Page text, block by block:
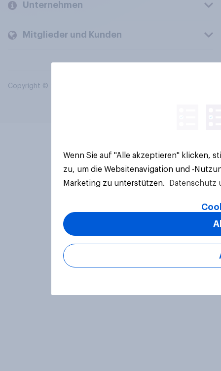
Unternehmen
Mitglieder und Kunden
Copyright © 2026 YouGov PLC. Alle Rechte vorbehalten.
Wenn Sie auf "Alle akzeptieren" klicken,
zu, um die Websitenavigation und -
Marketing zu unterstützen.
Datenschutz